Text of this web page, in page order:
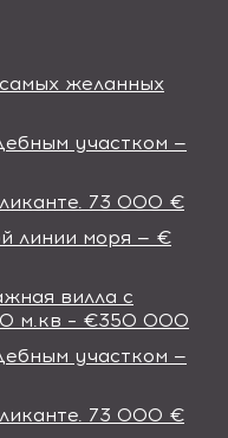
желанных
участком —
73 000 €
линии моря — €
вилла с
м.кв – €350 000
участком —
73 000 €